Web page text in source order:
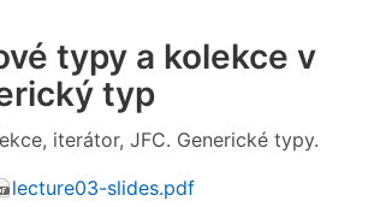
typy a kolekce v
typ
iterátor, JFC. Generické typy.
lecture03-slides.pdf